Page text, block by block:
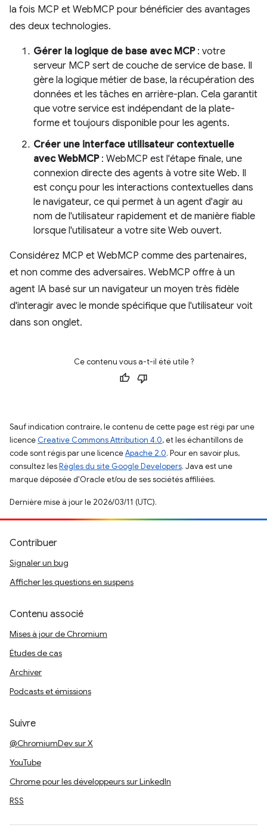
la fois MCP et WebMCP pour bénéficier des avantages
des deux technologies.
Gérer la logique de base avec MCP: votre
serveur MCP sert de couche de service de base. Il
gère la logique métier de base, la récupération des
données et les tâches en arrière-plan. Cela garantit
que votre service est indépendant de la plate-
forme et toujours disponible pour les agents.
Créer une interface utilisateur contextuelle
avec WebMCP: WebMCP est l'étape finale, une
connexion directe des agents à votre site Web. Il
est conçu pour les interactions contextuelles dans
le navigateur, ce qui permet à un agent d'agir au
nom de l'utilisateur rapidement et de manière fiable
lorsque l'utilisateur a votre site Web ouvert.
Considérez MCP et WebMCP comme des partenaires,
et non comme des adversaires. WebMCP offre à un
agent IA basé sur un navigateur un moyen très fidèle
d'interagir avec le monde spécifique que l'utilisateur voit
dans son onglet.
Ce contenu vous a-t-il été utile ?
Sauf indication contraire, le contenu de cette page est régi par une
licence Creative Commons Attribution 4.0, et les échantillons de
code sont régis par une licenceApache 2.0. Pour en savoir plus,
consultez lesRègles du site Google Developers. Java est une
marque déposée d'Oracle et/ou de ses sociétés affiliées.
Dernière mise à jour le 2026/03/11 (UTC).
Contribuer
Signaler un bug
Afficher les questions en suspens
Contenu associé
Mises à jour de Chromium
Études de cas
Archiver
Podcasts et émissions
Suivre
@ChromiumDev sur X
YouTube
Chrome pour les développeurs sur LinkedIn
RSS